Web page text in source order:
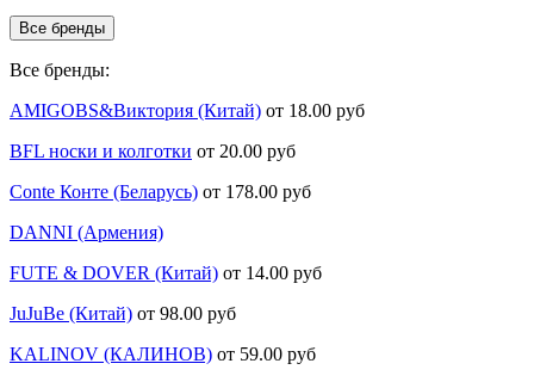
Все бренды
Все бренды:
AMIGOBS&Виктория (Китай) от 18.00 руб
BFL носки и колготки от 20.00 руб
Conte Конте (Беларусь) от 178.00 руб
DANNI (Армения)
FUTE & DOVER (Китай) от 14.00 руб
JuJuBe (Китай) от 98.00 руб
KALINOV (КАЛИНОВ) от 59.00 руб